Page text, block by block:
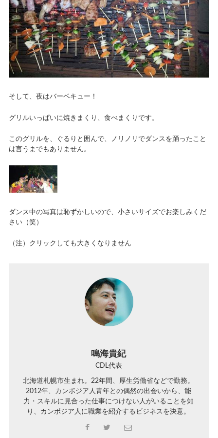
そして、夜はバーベキュー！
グリルいっぱいに焼きまくり、食べまくりです。
このグリルを、ぐるりと囲んで、ノリノリでダンスを踊ったこと
は言うまでもありません。
ダンス中の写真は恥ずかしいので、小さいサイズでお楽しみくだ
さい（笑）
（注）クリックしても大きくなりません
鳴海貴紀
CDL代表
北海道札幌市生まれ。22年間、厚生労働省などで勤務。
2012年、カンボジア人青年との偶然の出会いから、能
力・スキルに見合った仕事につけない人がいることを知
り、カンボジア人に職業を紹介するビジネスを決意。